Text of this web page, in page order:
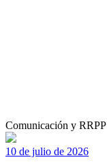
Comunicación y RRPP
10 de julio de 2026